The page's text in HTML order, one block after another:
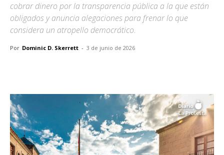
cobrar dinero por la transparencia pública a la que están
obligados y anuncia alegaciones para frenar lo que
considera un atropello democrático.
Por Dominic D. Skerrett - 3 de junio de 2026